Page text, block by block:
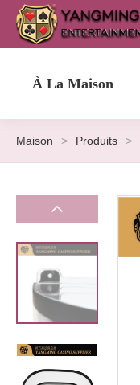
À La Maison
Maison > Produits >